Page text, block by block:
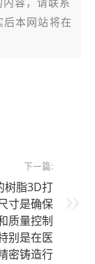
本网站将在
下一篇:
树脂3D打
寸是确保
质量控制
别是在医
密铸造行